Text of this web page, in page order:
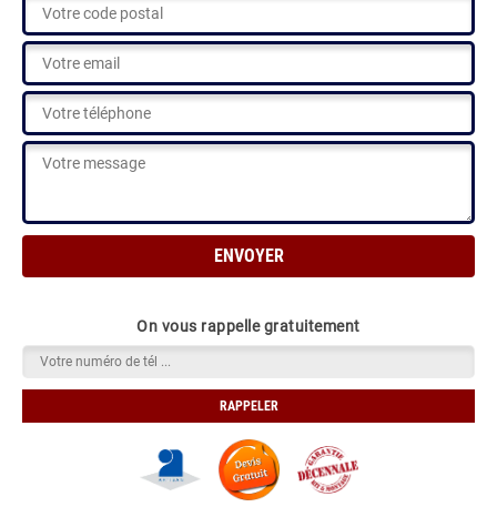
On vous rappelle gratuitement